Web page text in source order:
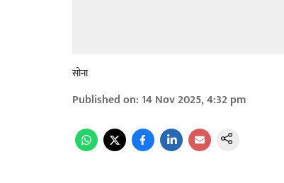
सोना
Published on: 14 Nov 2025, 4:32 pm